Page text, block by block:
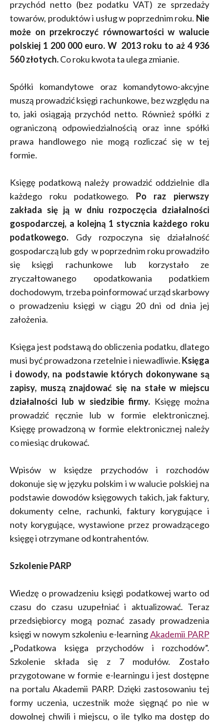
przychód netto (bez podatku VAT) ze sprzedaży
towarów, produktów i usług w poprzednim roku. Nie
może on przekroczyć równowartości w walucie
polskiej 1 200 000 euro. W 2013 roku to aż 4 936
560 złotych.Co roku kwota ta ulega zmianie.
Spółki komandytowe oraz komandytowo-akcyjne
muszą prowadzić księgi rachunkowe, bez względu na
to, jaki osiągają przychód netto. Również spółki z
ograniczoną odpowiedzialnością oraz inne spółki
prawa handlowego nie mogą rozliczać się w tej
formie.
Księgę podatkową należy prowadzić oddzielnie dla
każdego roku podatkowego. Po raz pierwszy
zakłada się ją w dniu rozpoczęcia działalności
gospodarczej, a kolejną 1 stycznia każdego roku
podatkowego. Gdy rozpoczyna się działalność
gospodarczą lub gdy w poprzednim roku prowadziło
się księgi rachunkowe lub korzystało ze
zryczałtowanego opodatkowania podatkiem
dochodowym, trzeba poinformować urząd skarbowy
o prowadzeniu księgi w ciągu 20 dni od dnia jej
założenia.
Księga jest podstawą do obliczenia podatku, dlatego
musi być prowadzona rzetelnie i niewadliwie. Księga
i dowody, na podstawie których dokonywane są
zapisy, muszą znajdować się na stałe w miejscu
działalności lub w siedzibie firmy. Księgę można
prowadzić ręcznie lub w formie elektronicznej.
Księgę prowadzoną w formie elektronicznej należy
co miesiąc drukować.
Wpisów w księdze przychodów i rozchodów
dokonuje się w języku polskim i w walucie polskiej na
podstawie dowodów księgowych takich, jak faktury,
dokumenty celne, rachunki, faktury korygujące i
noty korygujące, wystawione przez prowadzącego
księgę i otrzymane od kontrahentów.
Szkolenie PARP
Wiedzę o prowadzeniu księgi podatkowej warto od
czasu do czasu uzupełniać i aktualizować. Teraz
przedsiębiorcy mogą poznać zasady prowadzenia
księgi w nowym szkoleniu e-learningAkademii PARP
„Podatkowa księga przychodów i rozchodów”.
Szkolenie składa się z 7 modułów. Zostało
przygotowane w formie e-learningu i jest dostępne
na portalu Akademii PARP. Dzięki zastosowaniu tej
formy uczenia, uczestnik może sięgnąć po nie w
dowolnej chwili i miejscu, o ile tylko ma dostęp do